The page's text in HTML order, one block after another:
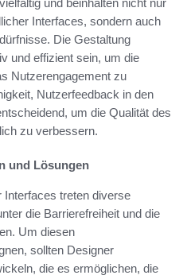
und beinhalten nicht nur
Interfaces, sondern auch
Die Gestaltung
und effizient sein, um die
Nutzerengagement zu
Nutzerfeedback in den
um die Qualität des
zu verbessern.
und Lösungen
Interfaces treten diverse
die Barrierefreiheit und die
Um diesen
sollten Designer
die es ermöglichen, die